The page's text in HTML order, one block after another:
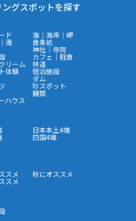
グスポットを探す
ド 海｜海岸｜岬
滝 食事処
神社｜寺院
カフェ｜軽食
リーム 林道
体験 宿泊施設
ダム
珍スポット
麺類
ハウス
日本本土4端
四国4端
スメ 秋にオススメ
スメ